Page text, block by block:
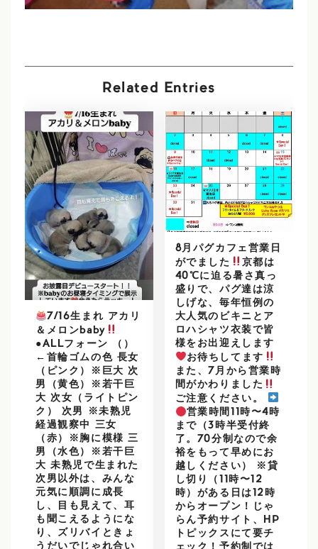
Related Entries
7/16生まれ アカリ
＆メロンbaby
●ALLフォーン （）
←首輪ゴムの色 長女
（ピンク）※巨大 次
男（黄色）※若干巨
大 次女（ライトピン
ク） 次男 ※未熟児
経過観察中 三女
（赤）※胸に模様 三
男（水色）※若干巨
大 未熟児で生まれた
次男以外は、みんな
元気に順調に成長
し、目も見えて、耳
も聞こえるようにな
り、ズリバイときょ
うだいでじゃれ合い
8月パグカフェ営業日
がでました
京都は
40℃に迫る暑さ真っ
盛りで、パグ達は涼
しげな、毎年恒例の
大人気のビキニとア
ロハシャツ衣装で皆
様をお出迎えします
お待ちしてます
また、7月から営業時
間がかわりました
ご注意ください。
営業時間11時〜4時
まで（3時半受付終
了。70分制なので余
裕をもって早めにお
越しください） ※貸
し切り（11時〜12
時）がある日は12時
からオープン！じゃ
らん予約サイト、HP
トピックスにて要チ